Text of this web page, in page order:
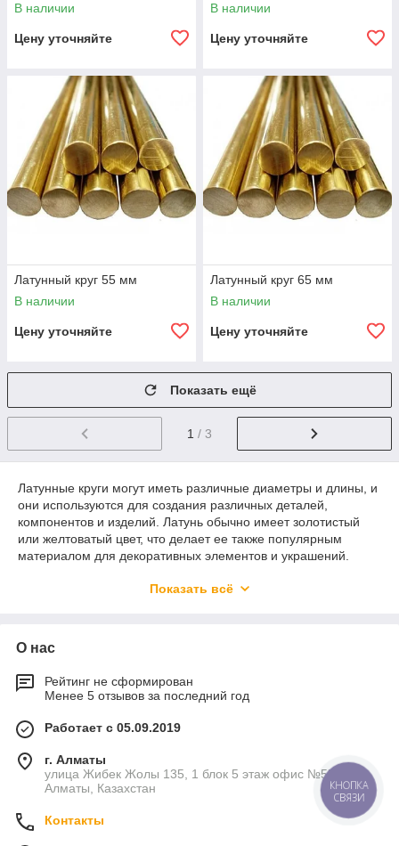
В наличии
Цену уточняйте
В наличии
Цену уточняйте
Латунный круг 55 мм
В наличии
Цену уточняйте
Латунный круг 65 мм
В наличии
Цену уточняйте
Показать ещё
1 / 3
Латунные круги могут иметь различные диаметры и длины, и
они используются для создания различных деталей,
компонентов и изделий. Латунь обычно имеет золотистый
или желтоватый цвет, что делает ее также популярным
материалом для декоративных элементов и украшений.
втулок, подшипников, валов, деталей механизмов,
обрабатываемостью, что делает ее подходящей для
токарная обработка, фрезерование и сверление.
Показать всё
О нас
Рейтинг не сформирован
Менее 5 отзывов за последний год
Работает с 05.09.2019
г. Алматы
улица Жибек Жолы 135, 1 блок 5 этаж офис №5К,
Алматы, Казахстан
Контакты
КНОПКА
СВЯЗИ